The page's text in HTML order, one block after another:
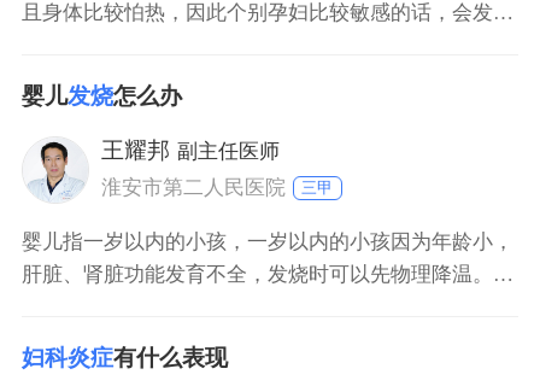
且身体比较怕热，因此个别孕妇比较敏感的话，会发现
情，暂时不要过多存在易怒易燥的情绪。2、怀孕后要
做好营养搭配，尽可能多摄入蛋白质以及维生素等营
养，因此满足自身以及胎儿的发育需求。怀孕后会因为
身体方面的变化
婴儿发烧怎么办
王耀邦 副主任医师
淮安市第二人民医院
三甲
婴儿指一岁以内的小孩，一岁以内的小孩因为年龄小，
肝脏、肾脏功能发育不全，发烧时可以先物理降温。如
致机体代谢的增高，营养消耗增高，此时可以通过药物
降温，同时积极的查找发热的原因，明确是感冒受凉还
妇科炎症有什么表现